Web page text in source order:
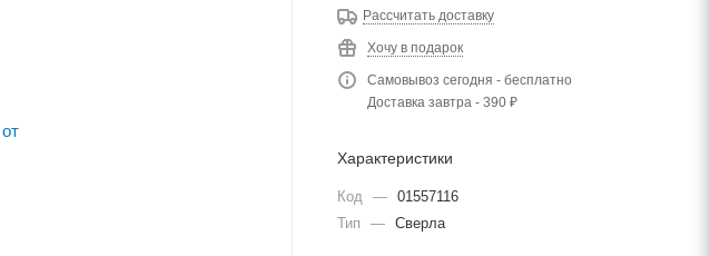
Рассчитать доставку
Хочу в подарок
Самовывоз сегодня - бесплатно
Доставка завтра - 390 ₽
Характеристики
Код — 01557116
Тип
— Сверла